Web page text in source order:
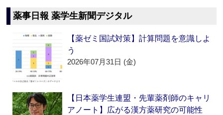
薬事日報 薬学生新聞デジタル
【薬ゼミ国試対策】計算問題を意識しよ
う
2026年07月31日 (金)
【日本薬学生連盟・先輩薬剤師のキャリ
アノート】広がる漢方薬研究の可能性